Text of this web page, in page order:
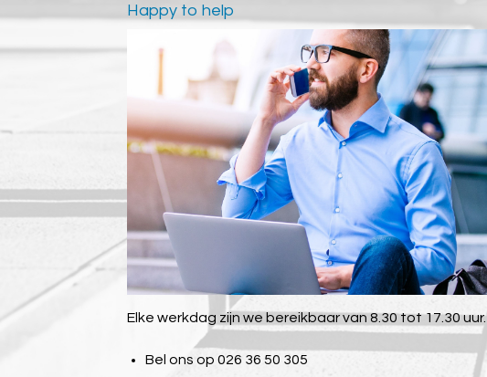
Happy to help
Elke werkdag zijn we bereikbaar van 8.30 tot 17.30 uur.
Bel ons op 026 36 50 305